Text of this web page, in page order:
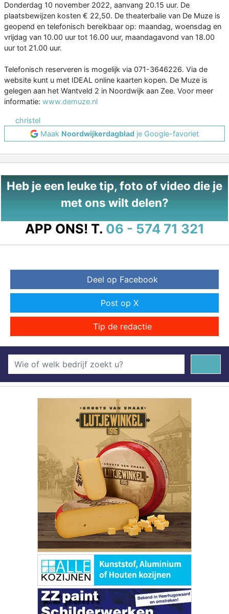
Donderdag 10 november 2022, aanvang 20.15 uur. De
plaatsbewijzen kosten € 22,50. De theaterbalie van De Muze is
geopend en telefonisch bereikbaar op: maandag, woensdag en
vrijdag van 10.00 uur tot 16.00 uur, maandagavond van 18.00
uur tot 21.00 uur.
Telefonisch reserveren is mogelijk via 071-3646226. Via de
website kunt u met IDEAL online kaarten kopen. De Muze is
gelegen aan het Wantveld 2 in Noordwijk aan Zee. Voor meer
informatie: www.demuze.nl
christel
Maak Noordwijkerdagblad je Google-favoriet
Heb je een leuke tip, foto of video die je
met ons wilt delen?
APP ONS! T. 06 - 574 71 321
Deel op Facebook
Post op X
Tip de redactie